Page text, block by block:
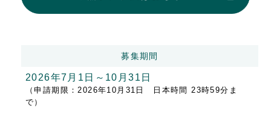
募集期間
2026年7月1日～10月31日
（申請期限：2026年10月31日 日本時間 23時59分ま
で）